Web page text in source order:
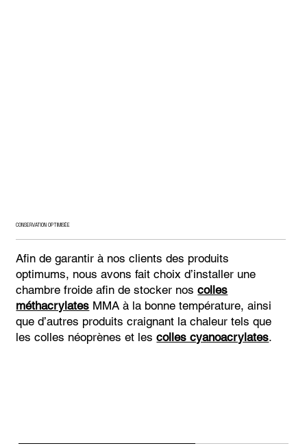
Afin de garantir à nos clients des produits
optimums, nous avons fait choix d’installer une
chambre froide afin de stocker noscolles
méthacrylates MMA à la bonne température, ainsi
que d’autres produits craignant la chaleur tels que
les colles néoprènes et lescolles cyanoacrylates.
CONSERVATION OPTIMISÉE